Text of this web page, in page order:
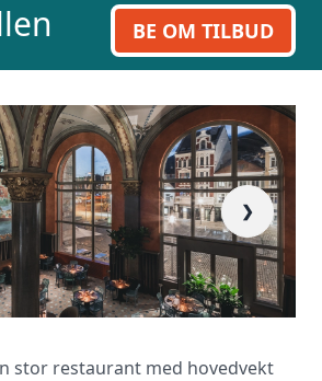
BE OM TILBUD
❯
stor restaurant med hovedvekt